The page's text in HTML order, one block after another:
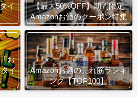
イ
【最大50%OFF】期間限定
Amazonお酒のクーポン特集
お
イ
Amazonお酒の売れ筋ランキ
ング【TOP100】